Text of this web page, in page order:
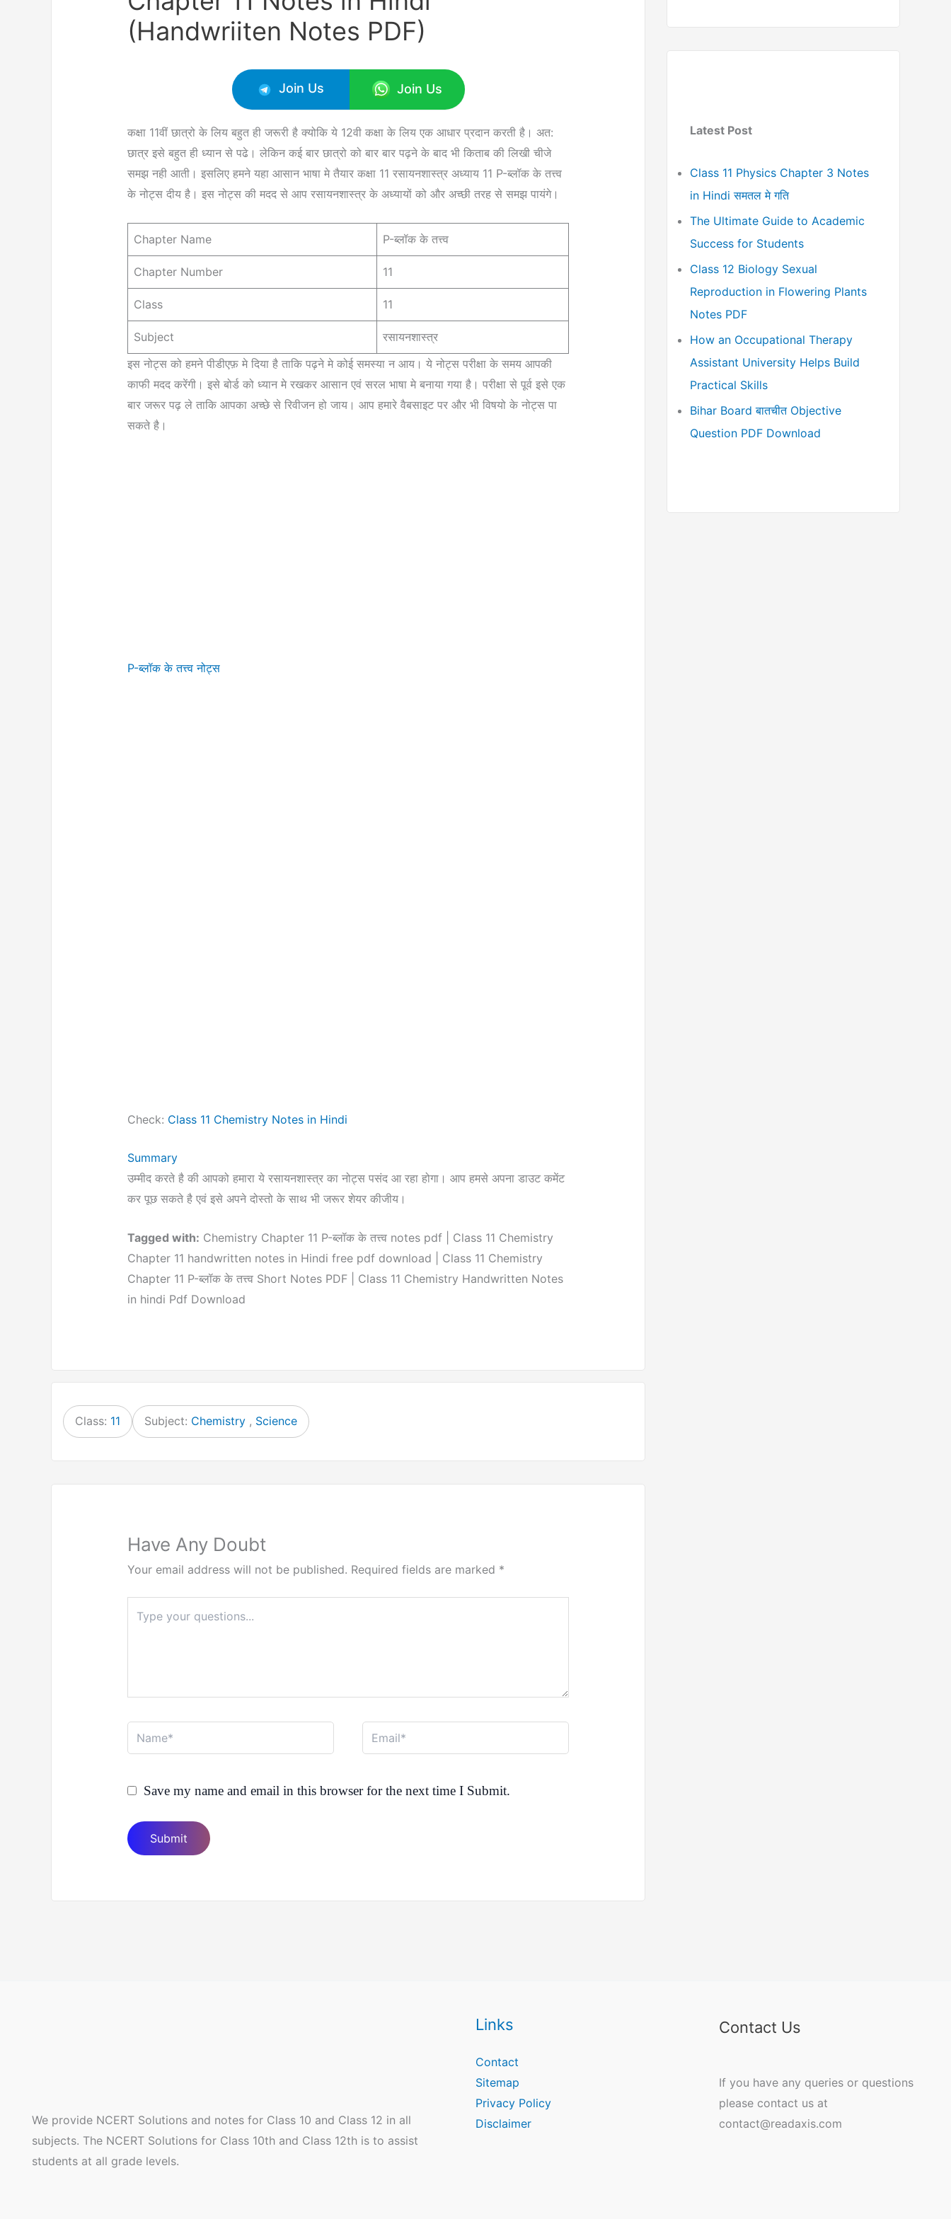
(Handwriiten Notes PDF)
Join Us Join Us
कक्षा 11वीं छात्रो के लिय बहुत ही जरूरी है क्योकि ये 12वी कक्षा के लिय एक आधार प्रदान करती है। अत:
छात्र इसे बहुत ही ध्यान से पढे। लेकिन कई बार छात्रो को बार बार पढ़ने के बाद भी किताब की लिखी चीजे
समझ नही आती। इसलिए हमने यहा आसान भाषा मे तैयार कक्षा 11 रसायनशास्त्र अध्याय 11 P-ब्लॉक के तत्त्व
के नोट्स दीय है। इस नोट्स की मदद से आप रसायनशास्त्र के अध्यायों को और अच्छी तरह से समझ पायंगे।
Chapter Name P-ब्लॉक के तत्त्व
Chapter Number 11
Class 11
Subject
रसायनशास्त्र
इस नोट्स को हमने पीडीएफ़ मे दिया है ताकि पढ़ने मे कोई समस्या न आय। ये नोट्स परीक्षा के समय आपकी
काफी मदद करेंगी। इसे बोर्ड को ध्यान मे रखकर आसान एवं सरल भाषा मे बनाया गया है। परीक्षा से पूर्व इसे एक
बार जरूर पढ़ ले ताकि आपका अच्छे से रिवीजन हो जाय। आप हमारे वैबसाइट पर और भी विषयो के नोट्स पा
सकते है।
P-ब्लॉक के तत्त्व नोट्स
Check: Class 11 Chemistry Notes in Hindi
Summary
उम्मीद करते है की आपको हमारा ये रसायनशास्त्र का नोट्स पसंद आ रहा होगा। आप हमसे अपना डाउट कमेंट
कर पूछ सकते है एवं इसे अपने दोस्तो के साथ भी जरूर शेयर कीजीय।
Tagged with: Chemistry Chapter 11 P-ब्लॉक के तत्त्व notes pdf | Class 11 Chemistry
Chapter 11 handwritten notes in Hindi free pdf download | Class 11 Chemistry
Chapter 11 P-ब्लॉक के तत्त्व Short Notes PDF | Class 11 Chemistry Handwritten Notes
in hindi Pdf Download
Class: 11 Subject: Chemistry , Science
Have Any Doubt
Your email address will not be published. Required fields are marked *
here..
Name* Email*
Save my name and email in this browser for the next time I Submit.
Latest Post
Class 11 Physics Chapter 3 Notes
in Hindi समतल मे गति
The Ultimate Guide to Academic
Success for Students
Class 12 Biology Sexual
Reproduction in Flowering Plants
Notes PDF
How an Occupational Therapy
Assistant University Helps Build
Practical Skills
Bihar Board बातचीत Objective
Question PDF Download
We provide NCERT Solutions and notes for Class 10 and Class 12 in all
subjects. The NCERT Solutions for Class 10th and Class 12th is to assist
students at all grade levels.
Links
Contact
Sitemap
Privacy Policy
Disclaimer
Contact Us
If you have any queries or questions
please contact us at
contact@readaxis.com